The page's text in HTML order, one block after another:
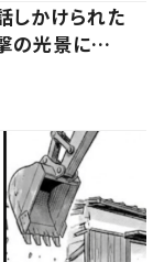
かけられた
の光景に…